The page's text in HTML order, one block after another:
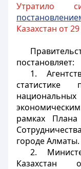
Утратило
Казахстан от
постановляет:
1.
рамках Плана
городе Алматы.
2.
Казахстан